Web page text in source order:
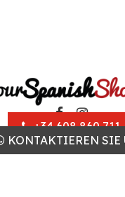
+34 608 860 711
KONTAKTIEREN SIE